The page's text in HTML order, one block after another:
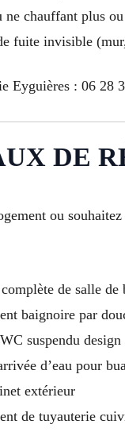
ne chauffant plus
fuite invisible
Eyguières : 06 28
DE
ou
de salle de
baignoire par
suspendu design
d’eau pour
extérieur
de tuyauterie